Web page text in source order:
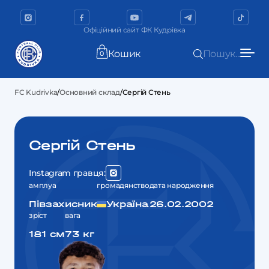
Офіційний сайт ФК Кудрівка
0 Кошик Пошук...
FC Kudrivka/Основний склад/Сергій Стень
Сергій Стень
Instagram гравця:
амплуа
Півзахисник
громадянство
Україна
дата народження
26.02.2002
зріст
181 см
вага
73 кг